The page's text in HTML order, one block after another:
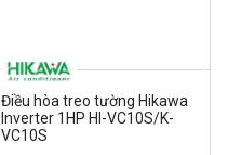
Điều hòa treo tường Hikawa
Inverter 1HP HI-VC10S/K-
VC10S